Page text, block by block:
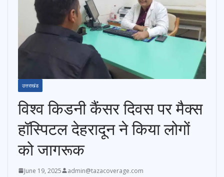
उत्तराखंड
विश्व किडनी कैंसर दिवस पर मैक्स
हॉस्पिटल देहरादून ने किया लोगों
को जागरूक
June 19, 2025 admin@tazacoverage.com